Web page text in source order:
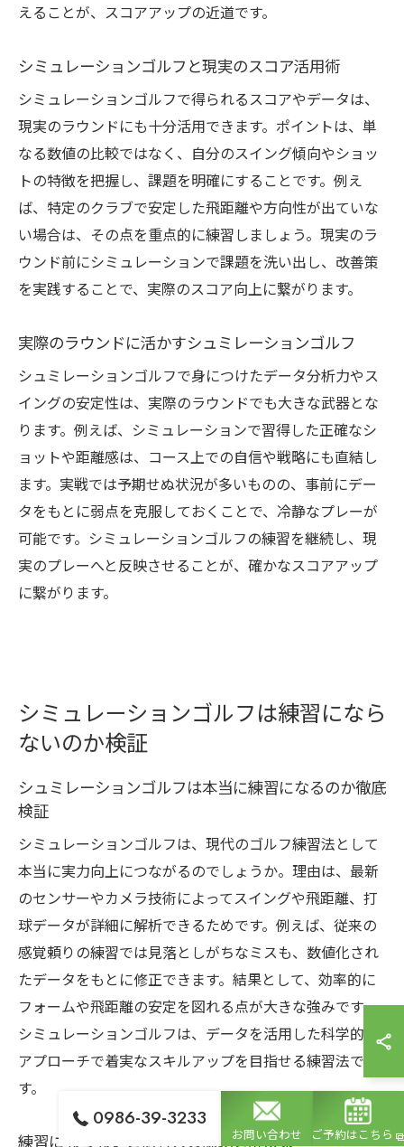
えることが、スコアアップの近道です。
シミュレーションゴルフと現実のスコア活用術
シミュレーションゴルフで得られるスコアやデータは、
現実のラウンドにも十分活用できます。ポイントは、単
なる数値の比較ではなく、自分のスイング傾向やショッ
トの特徴を把握し、課題を明確にすることです。例え
ば、特定のクラブで安定した飛距離や方向性が出ていな
い場合は、その点を重点的に練習しましょう。現実のラ
ウンド前にシミュレーションで課題を洗い出し、改善策
を実践することで、実際のスコア向上に繋がります。
実際のラウンドに活かすシュミレーションゴルフ
シュミレーションゴルフで身につけたデータ分析力やス
イングの安定性は、実際のラウンドでも大きな武器とな
ります。例えば、シミュレーションで習得した正確なシ
ョットや距離感は、コース上での自信や戦略にも直結し
ます。実戦では予期せぬ状況が多いものの、事前にデー
タをもとに弱点を克服しておくことで、冷静なプレーが
可能です。シミュレーションゴルフの練習を継続し、現
実のプレーへと反映させることが、確かなスコアアップ
に繋がります。
シミュレーションゴルフは練習になら
ないのか検証
シュミレーションゴルフは本当に練習になるのか徹底
検証
シミュレーションゴルフは、現代のゴルフ練習法として
本当に実力向上につながるのでしょうか。理由は、最新
のセンサーやカメラ技術によってスイングや飛距離、打
球データが詳細に解析できるためです。例えば、従来の
感覚頼りの練習では見落としがちなミスも、数値化され
たデータをもとに修正できます。結果として、効率的に
フォームや飛距離の安定を図れる点が大きな強みです。
シミュレーションゴルフは、データを活用した科学的な
アプローチで着実なスキルアップを目指せる練習法で
す。
0986-39-3233
お問い合わせ ご予約はこちら